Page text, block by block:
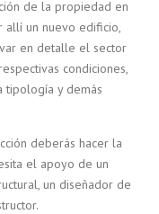
de la propiedad en
allí un nuevo edificio,
en detalle el sector
condiciones,
tipología y demás
deberás hacer la
el apoyo de un
un diseñador de